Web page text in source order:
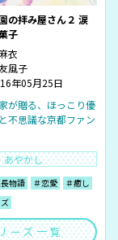
の拝み屋さん２ 涙
子
衣
風子
年05月25日
が贈る、ほっこり優
不思議な京都ファン
あやかし
物語 ＃恋愛
＃癒し
ーズ一覧